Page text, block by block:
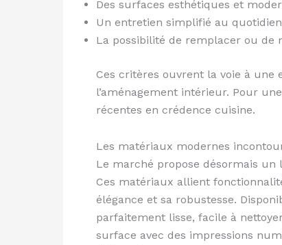
Des surfaces esthétiques et
Un entretien simplifié au
La possibilité de remplacer ou
Ces critères ouvrent la voie à
l’aménagement intérieur. Pour
récentes en crédence cuisine.
Les matériaux modernes
Le marché propose désormais
Ces matériaux allient
élégance et sa robustesse.
parfaitement lisse, facile à
surface avec des impressions